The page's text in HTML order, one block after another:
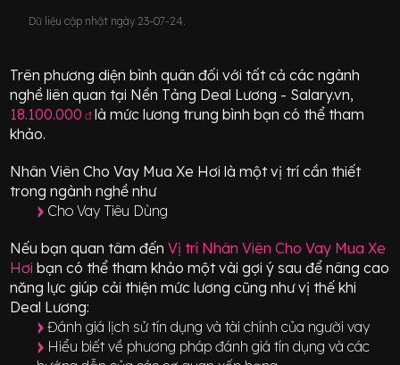
Dữ liệu cập nhật ngày 23-07-24.
Trên phương diện bình quân đối với tất cả các ngành
nghề liên quan tại Nền Tảng Deal Lương - Salary.vn,
18.100.000 đlà mức lương trung bình bạn có thể tham
khảo.
Nhân Viên Cho Vay Mua Xe Hơi là một vị trícần thiết
trong ngành nghề như
Cho Vay Tiêu Dùng
Nếu bạn quan tâm đến Vị trí Nhân Viên Cho Vay Mua Xe
Hơi bạn có thể tham khảo một vài gợi ý sau để nâng cao
năng lực giúp cải thiện mức lương cũng như vị thế khi
Deal Lương:
Đánh giá lịch sử tín dụng và tài chính của người vay
Hiểu biết về phương pháp đánh giá tín dụng và các